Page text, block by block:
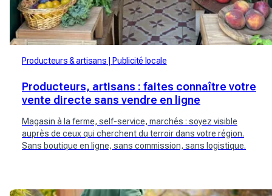
Producteurs & artisans Publicité locale
Producteurs, artisans : faites connaître votre
vente directe sans vendre en ligne
Magasin à la ferme, self-service, marchés : soyez visible
auprès de ceux qui cherchent du terroir dans votre région.
Sans boutique en ligne, sans commission, sans logistique.